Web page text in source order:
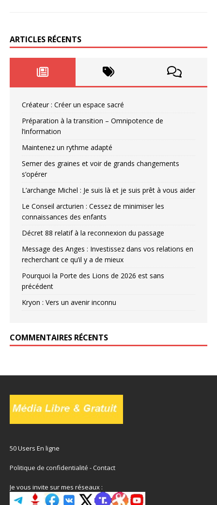
ARTICLES RÉCENTS
Créateur : Créer un espace sacré
Préparation à la transition – Omnipotence de
l’information
Maintenez un rythme adapté
Semer des graines et voir de grands changements
s’opérer
L’archange Michel : Je suis là et je suis prêt à vous aider
Le Conseil arcturien : Cessez de minimiser les
connaissances des enfants
Décret 88 relatif à la reconnexion du passage
Message des Anges : Investissez dans vos relations en
recherchant ce qu’il y a de mieux
Pourquoi la Porte des Lions de 2026 est sans
précédent
Kryon : Vers un avenir inconnu
COMMENTAIRES RÉCENTS
50 Users En ligne
Politique de confidentialité -Contact
Je vous invite sur mes réseaux :